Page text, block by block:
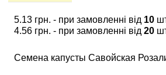
5.13 грн. - при замовленні від 10
4.56 грн. - при замовленні від 20
Семена капусты Савойская